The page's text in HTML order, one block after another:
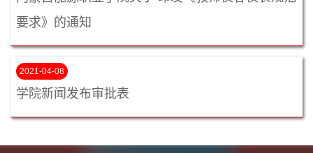
要求》的通知
2021-04-08
学院新闻发布审批表